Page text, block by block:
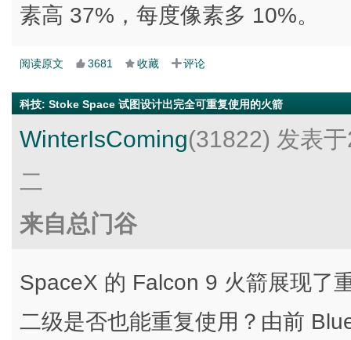
素高 37%，每度像素多 10%。
阅读原文 3681 收藏 评论
科技: Stoke Space 试图设计出完全可重复使用的火箭
WinterIsComing(31822) 发表
二
来自总门谷
SpaceX 的 Falcon 9 火箭展现了
二级是否也能重复使用？由前